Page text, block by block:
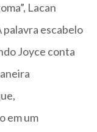
Lacan
palavra escabelo
Joyce conta
em um